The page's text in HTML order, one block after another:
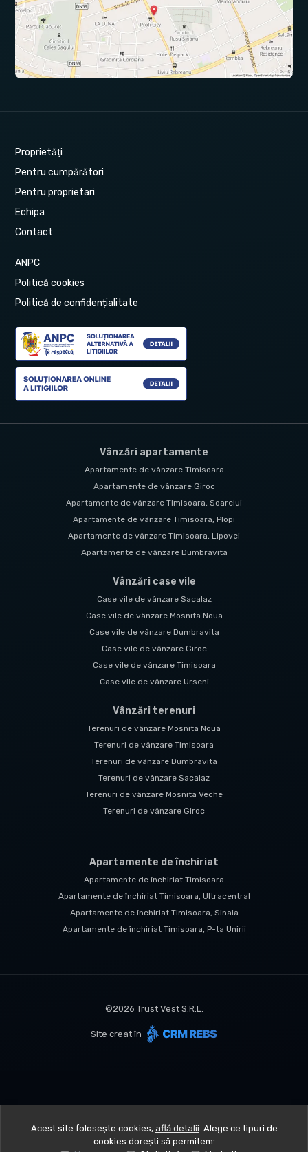
Proprietăți
Pentru cumpărători
Pentru proprietari
Echipa
Contact
ANPC
Politică cookies
Politică de confidențialitate
Vânzări apartamente
Apartamente de vânzare Timisoara
Apartamente de vânzare Giroc
Apartamente de vânzare Timisoara, Soarelui
Apartamente de vânzare Timisoara, Plopi
Apartamente de vânzare Timisoara, Lipovei
Apartamente de vânzare Dumbravita
Vânzări case vile
Case vile de vânzare Sacalaz
Case vile de vânzare Mosnita Noua
Case vile de vânzare Dumbravita
Case vile de vânzare Giroc
Case vile de vânzare Timisoara
Case vile de vânzare Urseni
Vânzări terenuri
Terenuri de vânzare Mosnita Noua
Terenuri de vânzare Timisoara
Terenuri de vânzare Dumbravita
Terenuri de vânzare Sacalaz
Terenuri de vânzare Mosnita Veche
Terenuri de vânzare Giroc
Apartamente de închiriat
Apartamente de închiriat Timisoara
Apartamente de închiriat Timisoara, Ultracentral
Apartamente de închiriat Timisoara, Sinaia
Apartamente de închiriat Timisoara, P-ta Unirii
©2026 Trust Vest S.R.L.
Site creat în
Acest site folosește cookies, află detalii. Alege ce tipuri de
cookies dorești să permitem: